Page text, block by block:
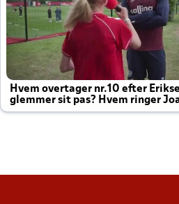
Hvem overtager nr.10 efter
glemmer sit pas? Hvem ringer
altid til efter kampe?